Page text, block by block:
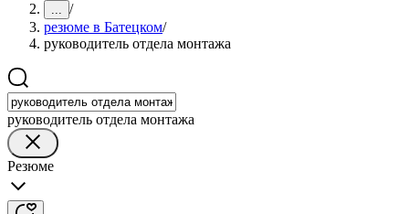
... /
резюме в Батецком/
руководитель отдела монтажа
руководитель отдела монтажа
Резюме